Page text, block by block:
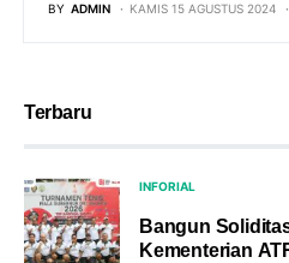
BY ADMIN KAMIS 15 AGUSTUS 2024
Terbaru
INFORIAL
Bangun
Kementerian